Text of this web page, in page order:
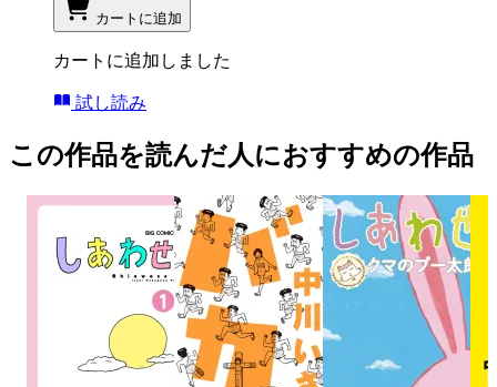
カートに追加
カートに追加しました
試し読み
この作品を読んだ人におすすめの作品